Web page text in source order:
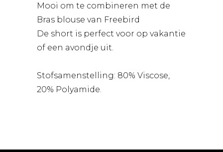
Mooi om te combineren met de
Bras blouse van Freebird
De short is perfect voor op vakantie
of een avondje uit.
Stofsamenstelling: 80% Viscose,
20% Polyamide.